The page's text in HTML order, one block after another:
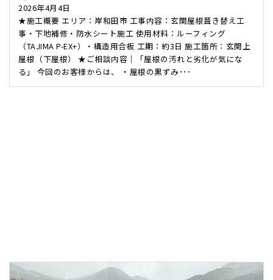
2026年4月4日
★施工概要 エリア：岸和田市 工事内容：玄関屋根葺き替え工
事・下地補修・防水シート施工 使用材料：ルーフィング
（TAJIMA P-EX+）・構造用合板 工期：約3日 施工箇所：玄関上
屋根（下屋根） ★ご相談内容｜「屋根の汚れと劣化が気にな
る」 今回のお客様からは、 ・屋根の黒ずみ･･･